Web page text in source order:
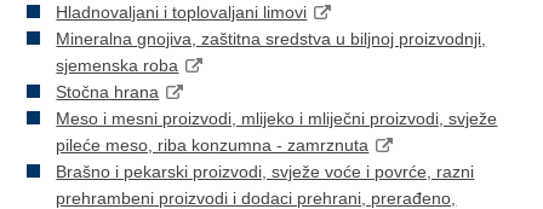
Hladnovaljani i toplovaljani limovi
Mineralna gnojiva, zaštitna sredstva u biljnoj proizvodnji,
sjemenska roba
Stočna hrana
Meso i mesni proizvodi, mlijeko i mliječni proizvodi, svježe
pileće meso, riba konzumna - zamrznuta
Brašno i pekarski proizvodi, svježe voće i povrće, razni
prehrambeni proizvodi i dodaci prehrani, prerađeno,